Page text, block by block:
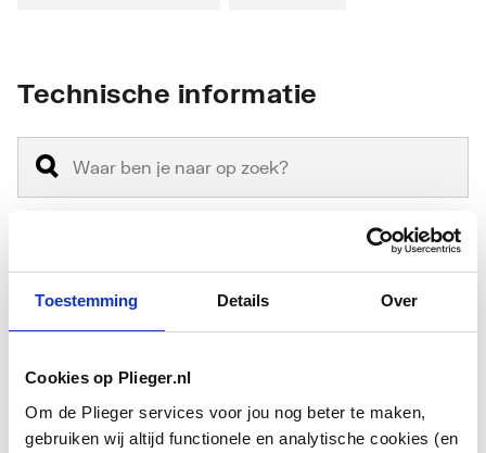
Toestemming Details Over
Cookies op Plieger.nl
Om de Plieger services voor jou nog beter te maken,
gebruiken wij altijd functionele en analytische cookies (en
Technische informatie
Materiaal buitenbuis Overig
Nom. kanaaldiameter
Inwendige diameter 160